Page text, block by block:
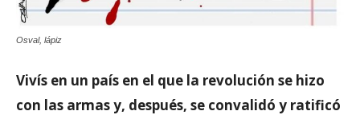
Osval, lápiz
Vivís en un país en el que la revolución se hizo
con las armas y, después, se convalidó y ratificó